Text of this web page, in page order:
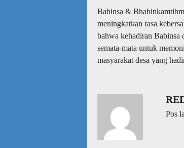
Babinsa &
meningkatkan rasa
bahwa kehadiran Babinsa
semata-mata untuk
masyarakat desa yang
Pos